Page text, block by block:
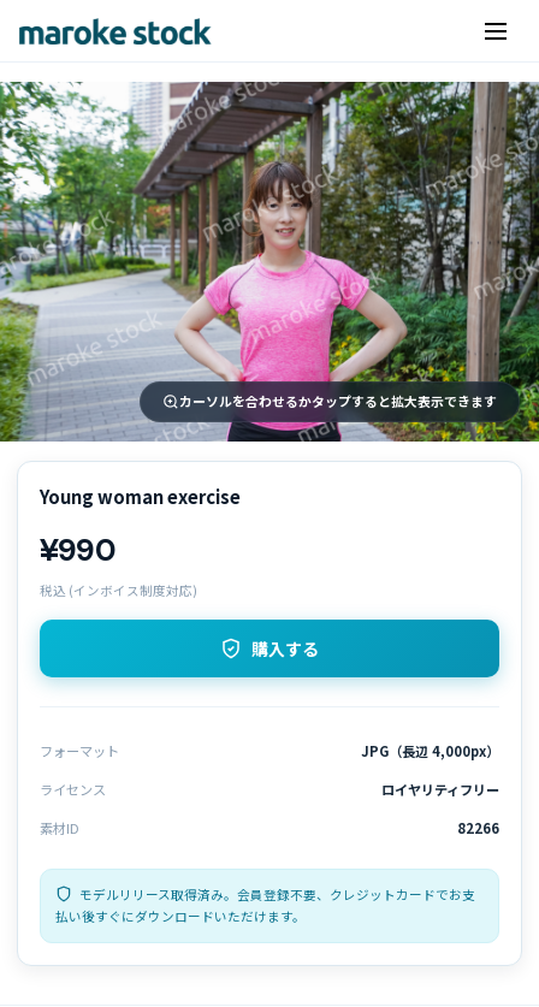
カーソルを合わせるかタップすると拡大表示できます
Young woman exercise
¥990
税込 (インボイス制度対応)
購入する
フォーマット
JPG（長辺 4,000px）
ライセンス
ロイヤリティフリー
素材ID
82266
モデルリリース取得済み。会員登録不要、クレジットカードでお支
払い後すぐにダウンロードいただけます。